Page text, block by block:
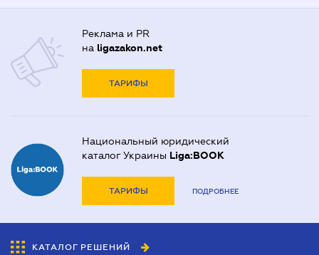
Реклама и PR
на ligazakon.net
ТАРИФЫ
Национальный юридический
каталог Украины Liga:BOOK
ТАРИФЫ ПОДРОБНЕЕ
КАТАЛОГ РЕШЕНИЙ